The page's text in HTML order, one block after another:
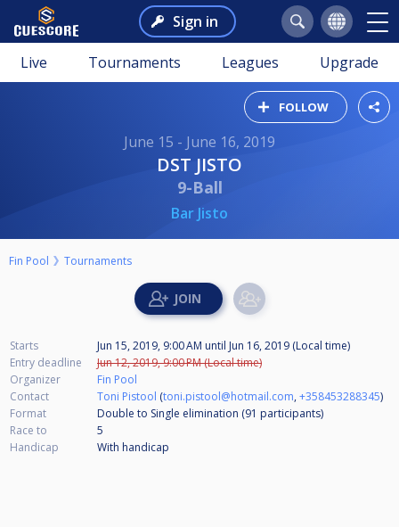
Sign in
Live Tournaments Leagues Upgrade
FOLLOW
June 15 - June 16, 2019
DST JISTO
9-Ball
Bar Jisto
Fin Pool Tournaments
Starts Jun 15, 2019, 9:00 AM until Jun 16, 2019 (Local time)
Entry deadline
Jun 12, 2019, 9:00 PM (Local time)
Organizer
Fin Pool
Contact
Toni Pistool (toni.pistool@hotmail.com,+358453288345)
Format
Double to Single elimination (91 participants)
Race to
5
Handicap
With handicap